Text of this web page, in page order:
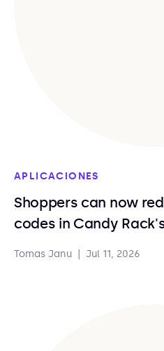
APLICACIONES
Shoppers can now
codes in Candy
Tomas Janu Jul 11, 2026